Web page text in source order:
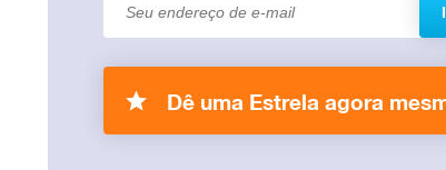
Dê uma Estrela agora